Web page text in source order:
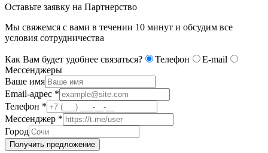
Оставьте заявку на Партнерство
Мы свяжемся с вами в течении 10 минут и обсудим все
условия сотрудничества
Как Вам будет удобнее связаться? Телефон
E-mail
Мессенджеры
Ваше имя
Email-адрес *
Телефон *
Мессенджер *
Город
Получить предложение